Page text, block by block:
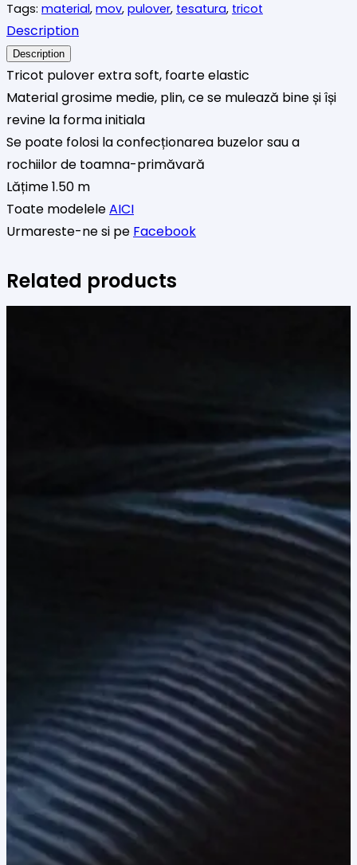
intens
Tags: material, mov, pulover, tesatura, tricot
Description
Description
Tricot pulover extra soft, foarte elastic
Material grosime medie, plin, ce se mulează bine și își
revine la forma initiala
Se poate folosi la confecționarea buzelor sau a
rochiilor de toamna-primăvară
Lățime 1.50 m
Toate modeleleAICI
Urmareste-ne si pe Facebook
Related products